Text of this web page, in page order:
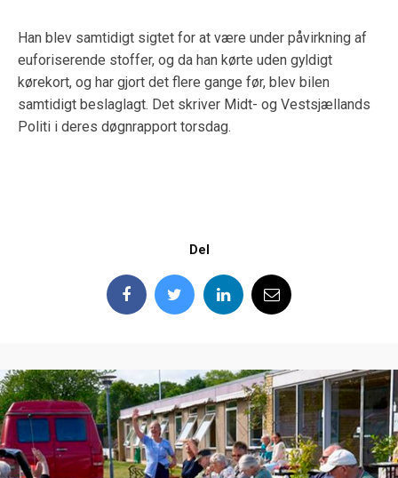
Han blev samtidigt sigtet for at være under påvirkning af
euforiserende stoffer, og da han kørte uden gyldigt
kørekort, og har gjort det flere gange før, blev bilen
samtidigt beslaglagt. Det skriver Midt- og Vestsjællands
Politi i deres døgnrapport torsdag.
Del